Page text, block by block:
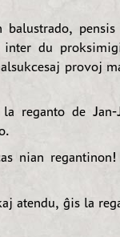
du
provoj
reganto de
nian
atendu, ĝis la